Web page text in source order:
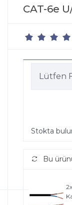
CAT-6e
Lütfen
Stokta
Bu